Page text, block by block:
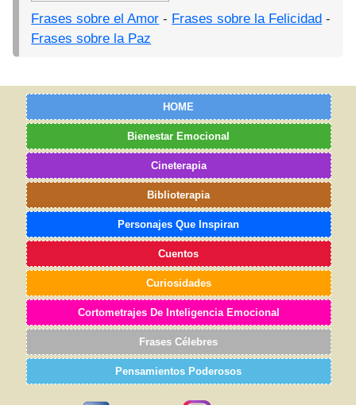
Frases sobre el Amor - Frases sobre la Felicidad -
Frases sobre la Paz
HOME
Bienestar Emocional
Cineterapia
Biblioterapia
Personajes Que Inspiran
Cuentos
Curiosidades
Cortometrajes De Inteligencia Emocional
Frases Célebres
Pensamientos Poderosos